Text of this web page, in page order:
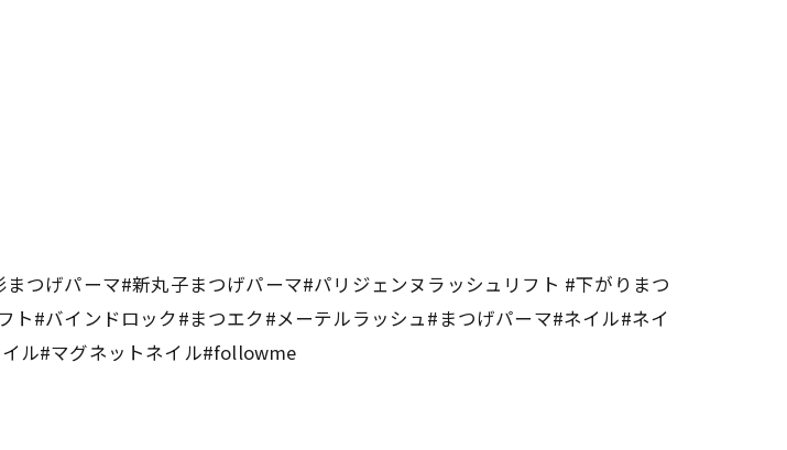
つげパーマ#新丸子まつげパーマ#パリジェンヌラッシュリフト #下がりまつ
#バインドロック#まつエク#メーテルラッシュ#まつげパーマ#ネイル#ネイ
ル#マグネットネイル#followme